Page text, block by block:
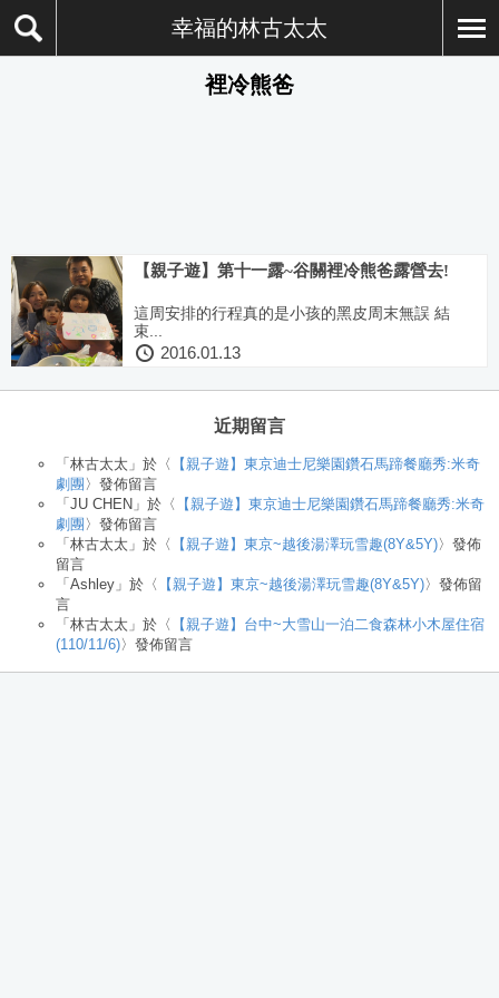
幸福的林古太太
裡冷熊爸
【親子遊】第十一露~谷關裡冷熊爸露營去!
這周安排的行程真的是小孩的黑皮周末無誤 結
束...
2016.01.13
近期留言
「 林古太太 」於〈
【親子遊】東京迪士尼樂園鑽石馬蹄餐廳秀:米奇
劇團 〉發佈留言
「 JU CHEN 」於〈
【親子遊】東京迪士尼樂園鑽石馬蹄餐廳秀:米奇
劇團 〉發佈留言
「 林古太太 」於〈 【親子遊】東京~越後湯澤玩雪趣(8Y&5Y)〉發佈
留言
「 Ashley 」於〈 【親子遊】東京~越後湯澤玩雪趣(8Y&5Y)〉發佈留
言
「 林古太太 」於〈
【親子遊】台中~大雪山一泊二食森林小木屋住宿
(110/11/6)〉發佈留言